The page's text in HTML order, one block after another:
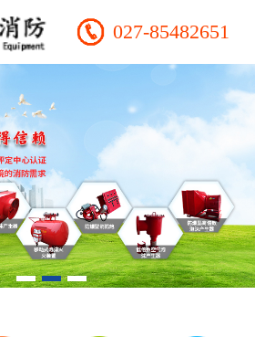
027-85482651